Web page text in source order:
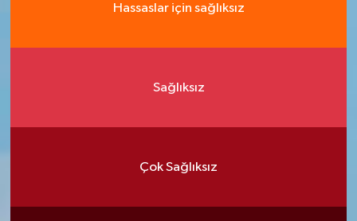
Hassaslar için sağlıksız
Sağlıksız
Çok Sağlıksız